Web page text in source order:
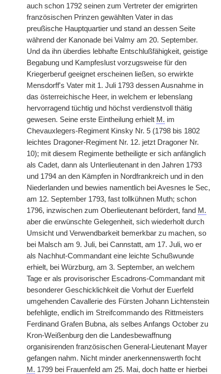
auch schon 1792 seinen zum Vertreter der emigrirten
französischen Prinzen gewählten Vater in das
preußische Hauptquartier und stand an dessen Seite
während der Kanonade bei Valmy am 20. September.
Und da ihn überdies lebhafte Entschlußfähigkeit, geistige
Begabung und Kampfeslust vorzugsweise für den
Kriegerberuf geeignet erscheinen ließen, so erwirkte
Mensdorff's Vater mit 1. Juli 1793 dessen Ausnahme in
das österreichische Heer, in welchem er lebenslang
hervorragend tüchtig und höchst verdienstvoll thätig
gewesen. Seine erste Eintheilung erhielt M. im
Chevauxlegers-Regiment Kinsky Nr. 5 (1798 bis 1802
leichtes Dragoner-Regiment Nr. 12. jetzt Dragoner Nr.
10); mit diesem Regimente betheiligte er sich anfänglich
als Cadet, dann als Unterlieutenant in den Jahren 1793
und 1794 an den Kämpfen in Nordfrankreich und in den
Niederlanden und bewies namentlich bei Avesnes le Sec,
am 12. September 1793, fast tollkühnen Muth; schon
1796, inzwischen zum Oberlieutenant befördert, fand M.
aber die erwünschte Gelegenheit, sich wiederholt durch
Umsicht und Verwendbarkeit bemerkbar zu machen, so
bei Malsch am 9. Juli, bei Cannstatt, am 17. Juli, wo er
als Nachhut-Commandant eine leichte Schußwunde
erhielt, bei Würzburg, am 3. September, an welchem
Tage er als provisorischer Escadrons-Commandant mit
besonderer Geschicklichkeit die Vorhut der Euerfeld
umgehenden Cavallerie des Fürsten Johann Lichtenstein
befehligte, endlich im Streifcommando des Rittmeisters
Ferdinand Grafen Bubna, als selbes Anfangs October zu
Kron-Weißenburg den die Landesbewaffnung
organisirenden französischen General-Lieutenant Mayer
gefangen nahm. Nicht minder anerkennenswerth focht
M. 1799 bei Frauenfeld am 25. Mai, doch hatte er hierbei